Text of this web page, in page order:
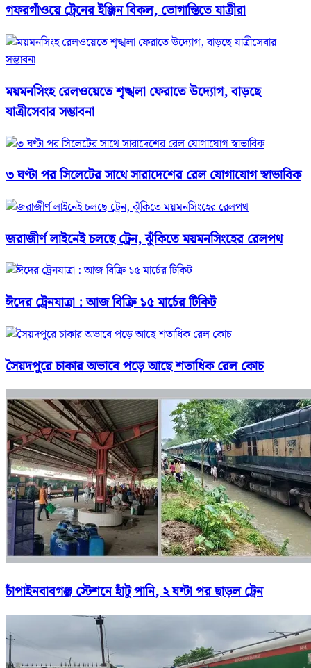
গফরগাঁওয়ে ট্রেনের ইঞ্জিন বিকল, ভোগান্তিতে যাত্রীরা
ময়মনসিংহ রেলওয়েতে শৃঙ্খলা ফেরাতে উদ্যোগ, বাড়ছে
যাত্রীসেবার সম্ভাবনা
৩ ঘণ্টা পর সিলেটের সাথে সারাদেশের রেল যোগাযোগ স্বাভাবিক
জরাজীর্ণ লাইনেই চলছে ট্রেন, ঝুঁকিতে ময়মনসিংহের রেলপথ
ঈদের ট্রেনযাত্রা : আজ বিক্রি ১৫ মার্চের টিকিট
সৈয়দপুরে চাকার অভাবে পড়ে আছে শতাধিক রেল কোচ
চাঁপাইনবাবগঞ্জ স্টেশনে হাঁটু পানি, ২ ঘণ্টা পর ছাড়ল ট্রেন